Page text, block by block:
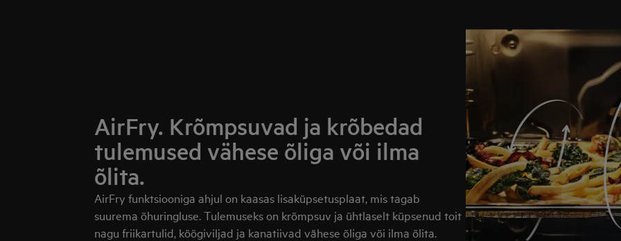
AirFry. Krõmpsuvad ja krõbedad
tulemused vähese õliga või ilma
õlita.
AirFry funktsiooniga ahjul on kaasas lisaküpsetusplaat, mis tagab
suurema õhuringluse. Tulemuseks on krõmpsuv ja ühtlaselt küpsenud toit
nagu friikartulid, köögiviljad ja kanatiivad vähese õliga või ilma õlita.